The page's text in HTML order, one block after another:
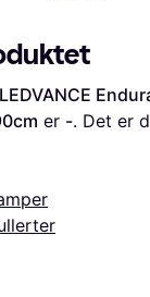
LEDVANCE
er -. Det er